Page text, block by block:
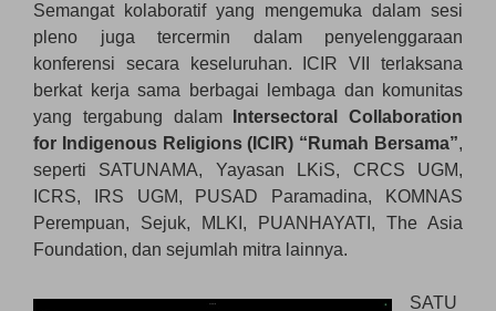
Semangat kolaboratif yang mengemuka dalam sesi
pleno juga tercermin dalam penyelenggaraan
konferensi secara keseluruhan. ICIR VII terlaksana
berkat kerja sama berbagai lembaga dan komunitas
yang tergabung dalam
Intersectoral Collaboration
for Indigenous Religions (ICIR) “Rumah Bersama”,
seperti SATUNAMA, Yayasan LKiS, CRCS UGM,
ICRS, IRS UGM, PUSAD Paramadina, KOMNAS
Perempuan, Sejuk, MLKI, PUANHAYATI, The Asia
Foundation, dan sejumlah mitra lainnya.
SATU